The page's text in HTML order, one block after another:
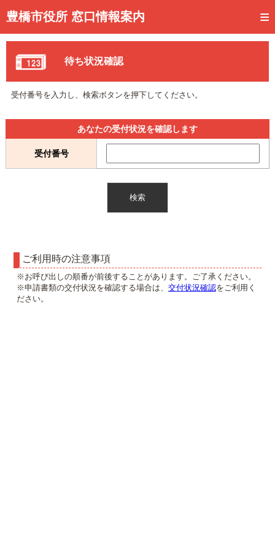
豊橋市役所 窓口情報案内
トップページ
事前予約
予約状況確認
待ち状況確認
交付状況確認
待ち状況確認
受付番号を入力し、検索ボタンを押下してください。
あなたの受付状況を確認します
受付番号
ご利用時の注意事項
※お呼び出しの順番が前後することがあります。ご了承ください。
※申請書類の交付状況を確認する場合は、 交付状況確認をご利用く
ださい。